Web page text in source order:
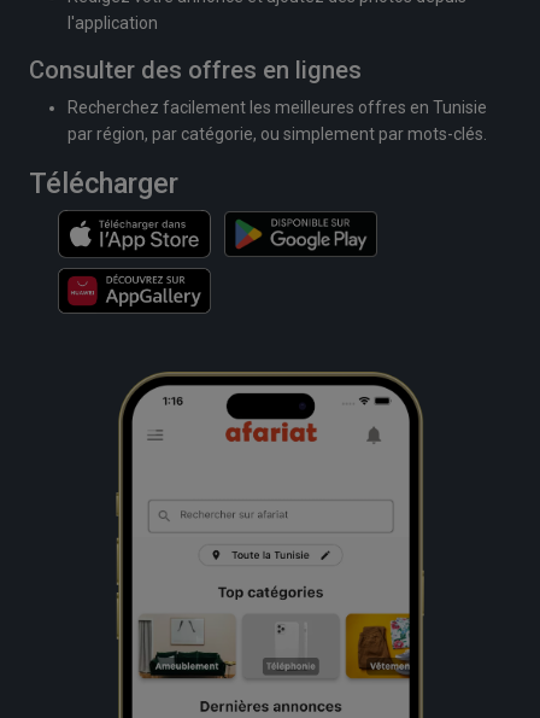
l'application
Consulter des offres en lignes
Recherchez facilement les meilleures offres en Tunisie
par région, par catégorie, ou simplement par mots-clés.
Télécharger